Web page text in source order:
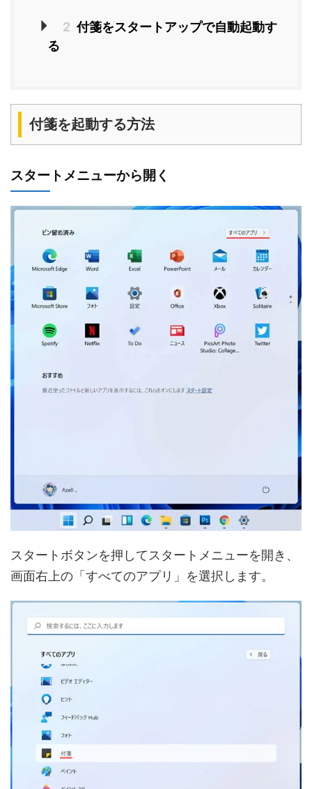
2 付箋をスタートアップで自動起動す
る
付箋を起動する方法
スタートメニューから開く
スタートボタンを押してスタートメニューを開き、
画面右上の「すべてのアプリ」を選択します。